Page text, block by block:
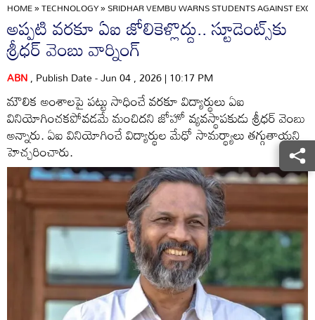
HOME»TECHNOLOGY»SRIDHAR VEMBU WARNS STUDENTS AGAINST
అప్పటి వరకూ ఏఐ జోలికెళ్లొద్దు.. స్టూడెంట్స్‌కు
శ్రీధర్ వెంబు వార్నింగ్
ABN, Publish Date - Jun 04 , 2026 | 10:17 PM
మౌలిక అంశాలపై పట్టు సాధించే వరకూ విద్యార్థులు ఏఐ
వినియోగించకపోవడమే మంచిదని జోహో వ్యవస్థాపకుడు శ్రీధర్ వెంబు
అన్నారు. ఏఐ వినియోగించే విద్యార్థుల మేధో సామర్థ్యాలు తగ్గుతాయని
హెచ్చరించారు.